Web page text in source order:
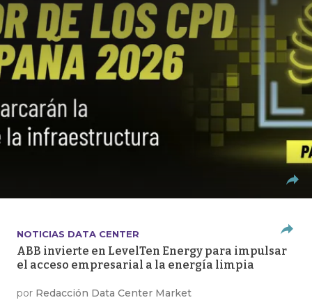
NOTICIAS DATA CENTER
ABB invierte en LevelTen Energy para impulsar
el acceso empresarial a la energía limpia
por Redacción Data Center Market